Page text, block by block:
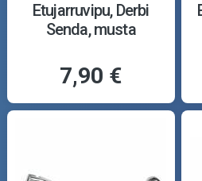
Etujarruvipu, Derbi
Senda, musta
7,90 €